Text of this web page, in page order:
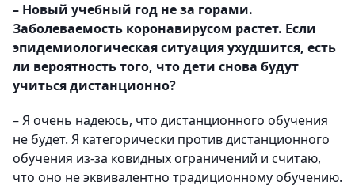
– Новый учебный год не за горами.
Заболеваемость коронавирусом растет. Если
эпидемиологическая ситуация ухудшится, есть
ли вероятность того, что дети снова будут
учиться дистанционно?
– Я очень надеюсь, что дистанционного обучения
не будет. Я категорически против дистанционного
обучения из-за ковидных ограничений и считаю,
что оно не эквивалентно традиционному обучению.